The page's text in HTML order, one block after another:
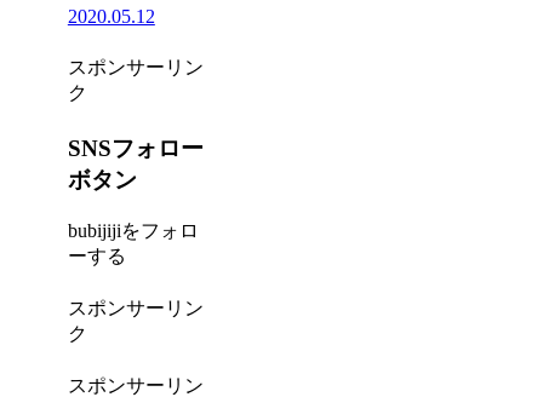
2020.05.12
スポンサーリン
ク
SNSフォロー
ボタン
bubijijiをフォロ
ーする
スポンサーリン
ク
スポンサーリン